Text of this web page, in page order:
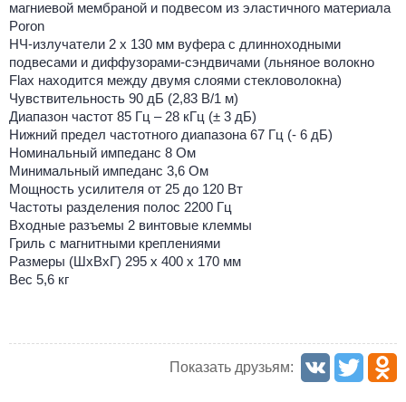
магниевой мембраной и подвесом из эластичного материала
Poron
НЧ-излучатели 2 х 130 мм вуфера с длинноходными
подвесами и диффузорами-сэндвичами (льняное волокно
Flax находится между двумя слоями стекловолокна)
Чувствительность 90 дБ (2,83 В/1 м)
Диапазон частот 85 Гц – 28 кГц (± 3 дБ)
Нижний предел частотного диапазона 67 Гц (- 6 дБ)
Номинальный импеданс 8 Ом
Минимальный импеданс 3,6 Ом
Мощность усилителя от 25 до 120 Вт
Частоты разделения полос 2200 Гц
Входные разъемы 2 винтовые клеммы
Гриль с магнитными креплениями
Размеры (ШхВхГ) 295 x 400 x 170 мм
Вес 5,6 кг
Показать друзьям: